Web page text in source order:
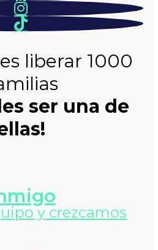
liberar 1000
ser una de
y crezcamos